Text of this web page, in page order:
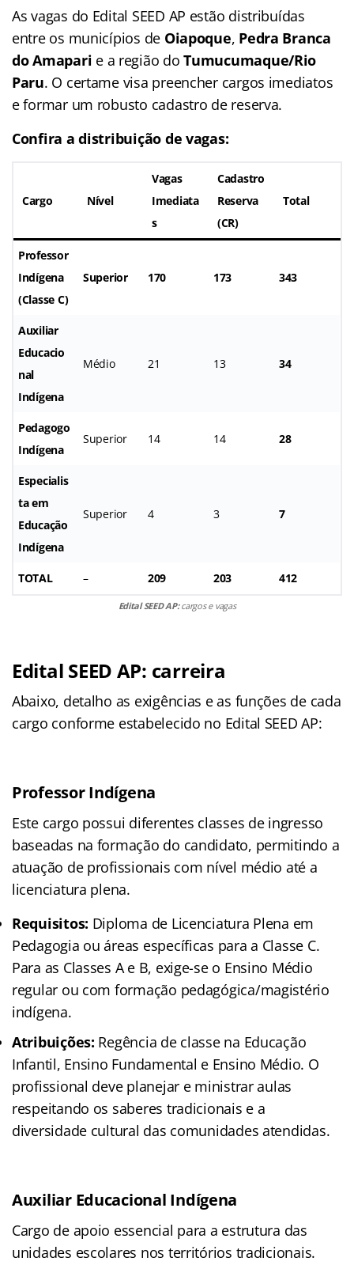
As vagas do Edital SEED AP estão distribuídas
entre os municípios de Oiapoque, Pedra Branca
do Amapari e a região doTumucumaque/Rio
Paru. O certame visa preencher cargos imediatos
e formar um robusto cadastro de reserva.
Confira a distribuição de vagas:
Cargo Nível
Vagas
Imediata
s
Cadastro
Reserva
(CR)
Total
Professor
Indígena
(Classe C)
Superior 170 173 343
Auxiliar
Educacio
nal
Indígena
Médio 21 13 34
Pedagogo
Indígena
Superior 14 14 28
Especialis
ta em
Educação
Indígena
Superior 4 3 7
TOTAL – 209 203 412
Edital SEED AP:cargos e vagas
Edital SEED AP: carreira
Abaixo, detalho as exigências e as funções de cada
cargo conforme estabelecido no Edital SEED AP:
Professor Indígena
Este cargo possui diferentes classes de ingresso
baseadas na formação do candidato, permitindo a
atuação de profissionais com nível médio até a
licenciatura plena.
Requisitos: Diploma de Licenciatura Plena em
Pedagogia ou áreas específicas para a Classe C.
Para as Classes A e B, exige-se o Ensino Médio
regular ou com formação pedagógica/magistério
indígena.
Atribuições: Regência de classe na Educação
Infantil, Ensino Fundamental e Ensino Médio. O
profissional deve planejar e ministrar aulas
respeitando os saberes tradicionais e a
diversidade cultural das comunidades atendidas.
Auxiliar Educacional Indígena
Cargo de apoio essencial para a estrutura das
unidades escolares nos territórios tradicionais.